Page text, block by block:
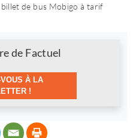
billet de bus Mobigo à tarif
de Factuel
À LA
!